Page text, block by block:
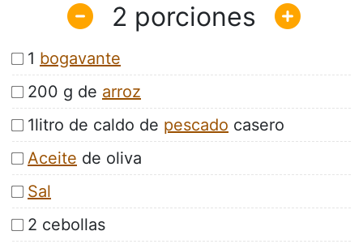
2
1 bogavante
200 g de arroz
1litro de caldo de pescado casero
Aceite de oliva
Sal
2 cebollas